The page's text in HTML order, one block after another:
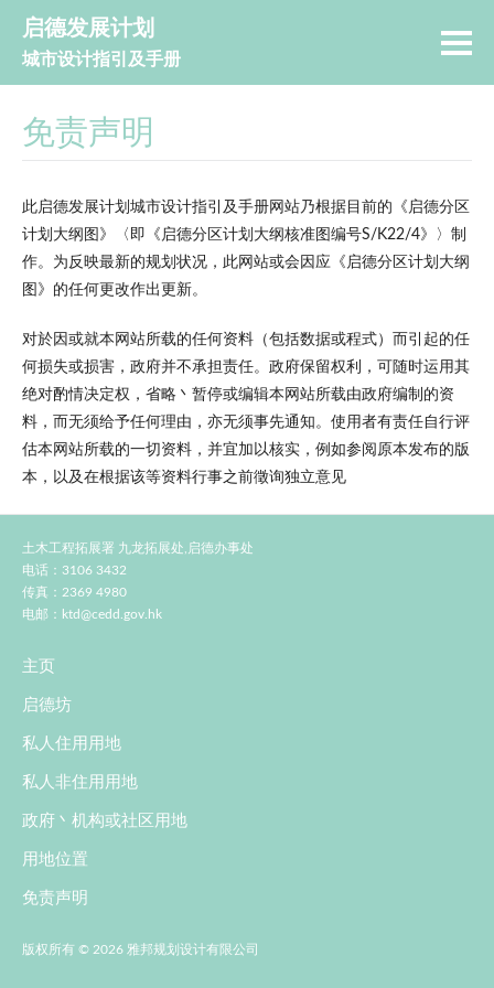
启德发展计划
城市设计指引及手册
免责声明
此启德发展计划城市设计指引及手册网站乃根据目前的《启德分区
计划大纲图》〈即《启德分区计划大纲核准图编号S/K22/4》〉制
作。为反映最新的规划状况，此网站或会因应《启德分区计划大纲
图》的任何更改作出更新。
对於因或就本网站所载的任何资料（包括数据或程式）而引起的任
何损失或损害，政府并不承担责任。政府保留权利，可随时运用其
绝对酌情决定权，省略丶暂停或编辑本网站所载由政府编制的资
料，而无须给予任何理由，亦无须事先通知。使用者有责任自行评
估本网站所载的一切资料，并宜加以核实，例如参阅原本发布的版
本，以及在根据该等资料行事之前徵询独立意见
土木工程拓展署 九龙拓展处,启德办事处
电话：3106 3432
传真：2369 4980
电邮： ktd@cedd.gov.hk
主页
启德坊
私人住用用地
私人非住用用地
政府丶机构或社区用地
用地位置
免责声明
版权所有 © 2026 雅邦规划设计有限公司